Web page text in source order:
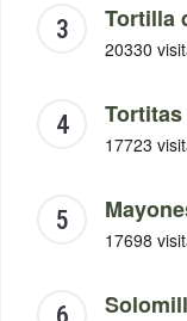
Tortilla
20330
17723
17698